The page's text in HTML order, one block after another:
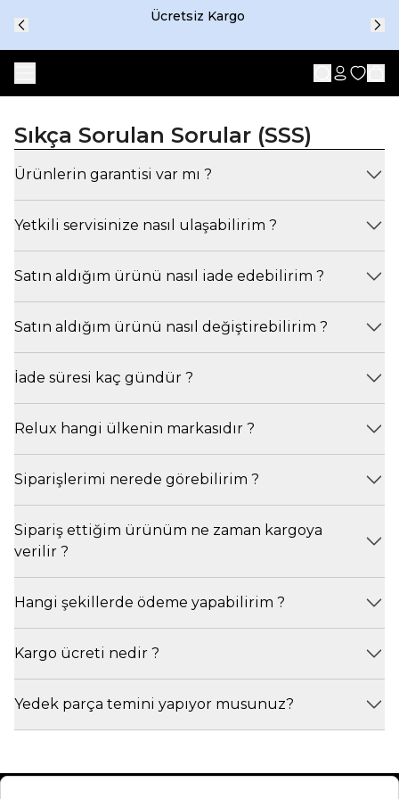
Ücretsiz Kargo
Sıkça Sorulan Sorular (SSS)
Ürünlerin garantisi var mı ?
Yetkili servisinize nasıl ulaşabilirim ?
Satın aldığım ürünü nasıl iade edebilirim ?
Satın aldığım ürünü nasıl değiştirebilirim ?
İade süresi kaç gündür ?
Relux hangi ülkenin markasıdır ?
Siparişlerimi nerede görebilirim ?
Sipariş ettiğim ürünüm ne zaman kargoya
verilir ?
Hangi şekillerde ödeme yapabilirim ?
Kargo ücreti nedir ?
Yedek parça temini yapıyor musunuz?